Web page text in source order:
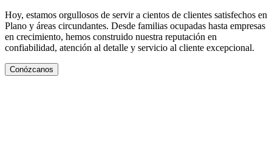
Hoy, estamos orgullosos de servir a cientos de clientes satisfechos en
Plano y áreas circundantes. Desde familias ocupadas hasta empresas
en crecimiento, hemos construido nuestra reputación en
confiabilidad, atención al detalle y servicio al cliente excepcional.
Conózcanos